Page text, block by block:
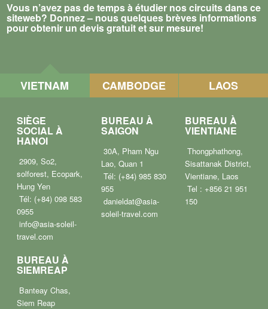
Vous n’avez pas de temps à étudier nos circuits dans ce
siteweb? Donnez – nous quelques brèves informations
pour obtenir un devis gratuit et sur mesure!
VIETNAM CAMBODGE LAOS
SIÈGE
SOCIAL À
HANOI
2909, So2,
solforest, Ecopark,
Hung Yen
Tél: (+84) 098 583
0955
info@asia-soleil-
travel.com
BUREAU À
SAIGON
30A, Pham Ngu
Lao, Quan 1
Tél: (+84) 985 830
955
danieldat@asia-
soleil-travel.com
BUREAU À
VIENTIANE
Thongphathong,
Sisattanak District,
Vientiane, Laos
Tel : +856 21 951
150
BUREAU À
SIEMREAP
Banteay Chas,
Siem Reap